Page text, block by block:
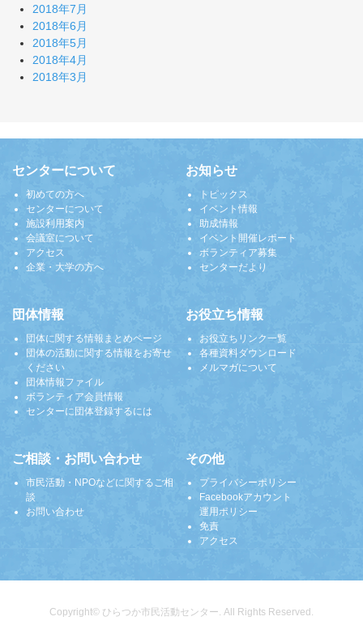
2018年7月
2018年6月
2018年5月
2018年4月
2018年3月
センターについて
初めての方へ
センターについて
施設利用案内
会議室について
アクセス
企業・大学の方へ
お知らせ
トピックス
イベント情報
助成情報
イベント開催レポート
ボランティア募集
センターだより
団体情報
団体に関する情報まとめページ
団体の活動に関する情報をお寄せ
ください
団体情報ファイル
ボランティア会員情報
センターに団体登録するには
お役立ち情報
お役立ちリンク一覧
各種資料ダウンロード
メルマガについて
ご相談・お問い合わせ
市民活動・NPOなどに関するご相
談
お問い合わせ
その他
プライバシーポリシー
Facebookアカウント
運用ポリシー
免責
アクセス
Copyright© ひらつか市民活動センター. All Rights Reserved.